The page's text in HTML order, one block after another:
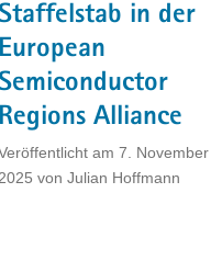
in der
European
Regions Alliance
am 7. November
von Julian Hoffmann